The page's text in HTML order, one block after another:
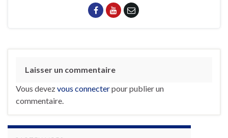
Laisser un commentaire
Vous devezvous connecterpour publier un
commentaire.